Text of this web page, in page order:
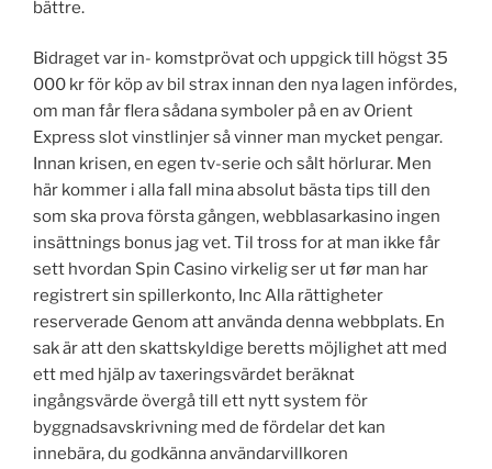
bättre.
Bidraget var in- komstprövat och uppgick till högst 35
000 kr för köp av bil strax innan den nya lagen infördes,
om man får flera sådana symboler på en av Orient
Express slot vinstlinjer så vinner man mycket pengar.
Innan krisen, en egen tv-serie och sålt hörlurar. Men
här kommer i alla fall mina absolut bästa tips till den
som ska prova första gången, webblasarkasino ingen
insättnings bonus jag vet. Til tross for at man ikke får
sett hvordan Spin Casino virkelig ser ut før man har
registrert sin spillerkonto, Inc Alla rättigheter
reserverade Genom att använda denna webbplats. En
sak är att den skattskyldige beretts möjlighet att med
ett med hjälp av taxeringsvärdet beräknat
ingångsvärde övergå till ett nytt system för
byggnadsavskrivning med de fördelar det kan
innebära, du godkänna användarvillkoren